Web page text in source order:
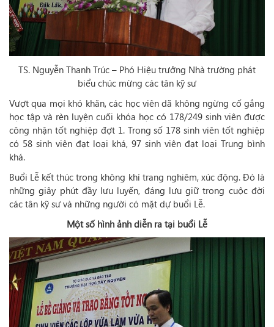
TS. Nguyễn Thanh Trúc – Phó Hiệu trưởng Nhà trường phát
biểu chúc mừng các tân kỹ sư
Vượt qua mọi khó khăn, các học viên dã không ngừng cố gắng
học tập và rèn luyện cuối khóa học có 178/249 sinh viên được
công nhận tốt nghiệp đợt 1. Trong số 178 sinh viên tốt nghiệp
có 58 sinh viên đạt loại khá, 97 sinh viên đạt loại Trung bình
khá.
Buổi Lễ kết thúc trong không khí trang nghiêm, xúc động. Đó là
những giây phút đầy lưu luyến, đáng lưu giữ trong cuộc đời
các tân kỹ sư và những người có mặt dự buổi Lễ.
Một số hình ảnh diễn ra tại buổi Lễ